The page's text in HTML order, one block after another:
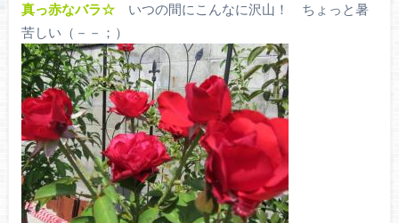
真っ赤なバラ☆いつの間にこんなに沢山！ ちょっと暑
苦しい（－－；）